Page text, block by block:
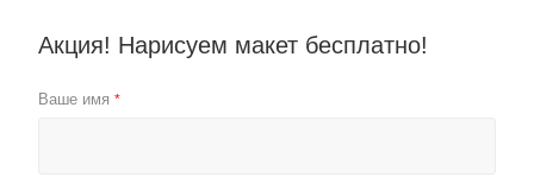
Акция! Нарисуем макет бесплатно!
Ваше имя *